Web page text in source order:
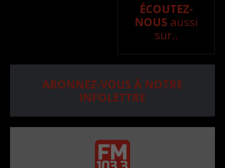
ÉCOUTEZ-
NOUS aussi
sur..
ABONNEZ-VOUS À NOTRE
INFOLETTRE